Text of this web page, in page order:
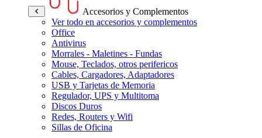
Accesorios y Complementos
Ver todo en accesorios y complementos
Office
Antivirus
Morrales - Maletines - Fundas
Mouse, Teclados, otros perifericos
Cables, Cargadores, Adaptadores
USB y Tarjetas de Memoria
Regulador, UPS y Multitoma
Discos Duros
Redes, Routers y Wifi
Sillas de Oficina